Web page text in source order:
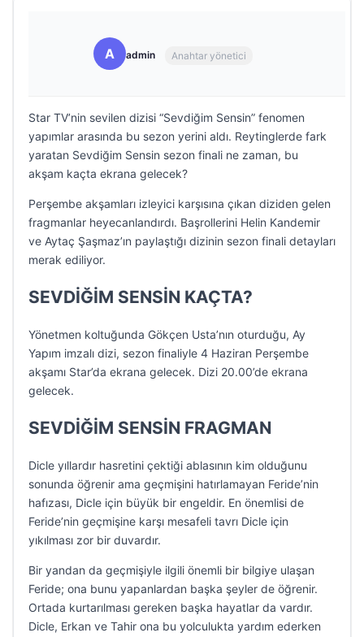
A admin Anahtar yönetici
Star TV’nin sevilen dizisi “Sevdiğim Sensin” fenomen
yapımlar arasında bu sezon yerini aldı. Reytinglerde fark
yaratan Sevdiğim Sensin sezon finali ne zaman, bu
akşam kaçta ekrana gelecek?
Perşembe akşamları izleyici karşısına çıkan diziden gelen
fragmanlar heyecanlandırdı. Başrollerini Helin Kandemir
ve Aytaç Şaşmaz’ın paylaştığı dizinin sezon finali detayları
merak ediliyor.
SEVDİĞİM SENSİN KAÇTA?
Yönetmen koltuğunda Gökçen Usta’nın oturduğu, Ay
Yapım imzalı dizi, sezon finaliyle 4 Haziran Perşembe
akşamı Star’da ekrana gelecek. Dizi 20.00’de ekrana
gelecek.
SEVDİĞİM SENSİN FRAGMAN
Dicle yıllardır hasretini çektiği ablasının kim olduğunu
sonunda öğrenir ama geçmişini hatırlamayan Feride’nin
hafızası, Dicle için büyük bir engeldir. En önemlisi de
Feride’nin geçmişine karşı mesafeli tavrı Dicle için
yıkılması zor bir duvardır.
Bir yandan da geçmişiyle ilgili önemli bir bilgiye ulaşan
Feride; ona bunu yapanlardan başka şeyler de öğrenir.
Ortada kurtarılması gereken başka hayatlar da vardır.
Dicle, Erkan ve Tahir ona bu yolculukta yardım ederken